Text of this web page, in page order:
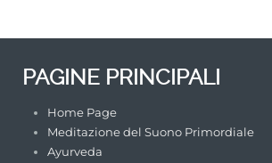
PAGINE PRINCIPALI
Home Page
Meditazione del Suono Primordiale
Ayurveda